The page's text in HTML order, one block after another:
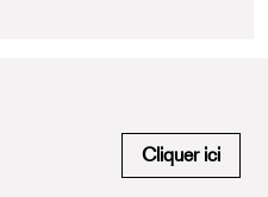
Cliquer ici